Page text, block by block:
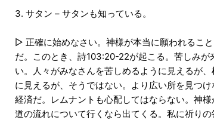
3. サタン – サタンも知っている。
▷ 正確に始めなさい。神様が本当に願われるこ
だ。このとき、詩103:20-22が起こる。苦しみ
い。人々がみなさんを苦しめるように見えるが
に見えるが、そうではない。より広い所を見つ
経済だ。レムナントも心配してはならない。神
道の流れについて行くなら出てくる。私に祈り